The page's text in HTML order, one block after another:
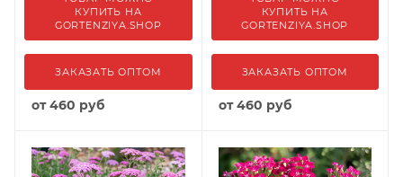
КУПИТЬ НА
GORTENZIYA.SHOP
ЗАКАЗАТЬ ОПТОМ
от460 руб
КУПИТЬ НА
GORTENZIYA.SHOP
ЗАКАЗАТЬ ОПТОМ
от460 руб